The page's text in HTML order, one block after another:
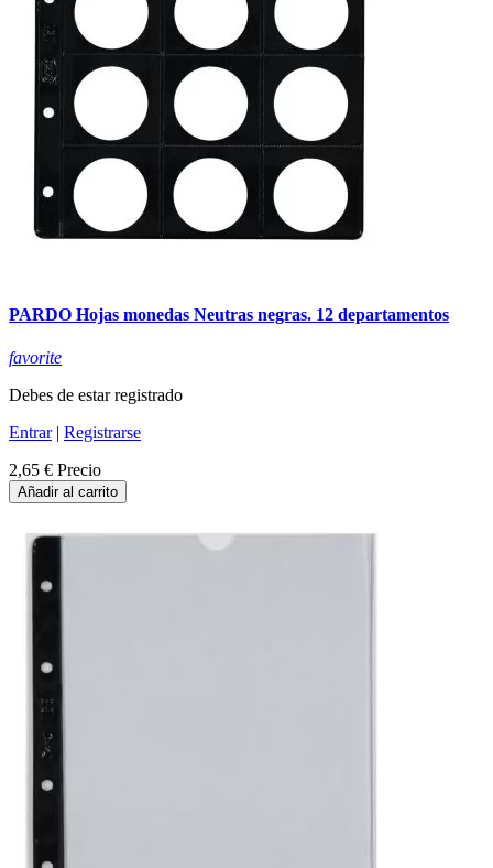
PARDO Hojas monedas Neutras negras. 12 departamentos
favorite
Debes de estar registrado
Entrar| Registrarse
2,65 € Precio
Añadir al carrito